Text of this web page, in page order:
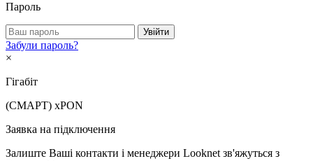
Пароль
Увійти
Забули пароль?
×
Гігабіт
(СМАРТ) xPON
Заявка на підключення
Залиште Ваші контакти і менеджери Looknet зв'яжуться з